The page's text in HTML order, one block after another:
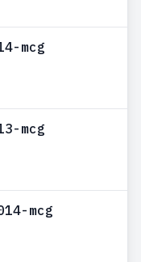
mcg
mcg
mcg